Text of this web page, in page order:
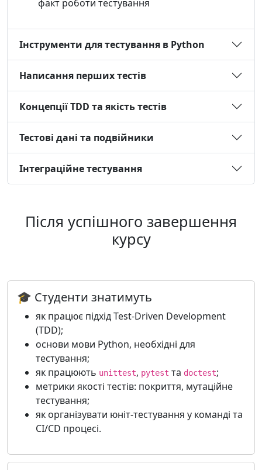
факт роботи тестування
Інструменти для тестування в Python
Написання перших тестів
Концепції TDD та якість тестів
Тестові дані та подвійники
Інтеграційне тестування
Після успішного завершення
курсу
🎓 Студенти знатимуть
як працює підхід Test-Driven Development
(TDD);
основи мови Python, необхідні для
тестування;
як працюють unittest, pytest та doctest;
метрики якості тестів: покриття, мутаційне
тестування;
як організувати юніт-тестування у команді та
CI/CD процесі.